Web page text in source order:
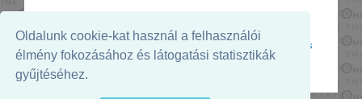
Oldalunk cookie-kat használ a felhasználói
élmény fokozásához és látogatási statisztikák
gyűjtéséhez.
Az oldal megjelenését támogatja: